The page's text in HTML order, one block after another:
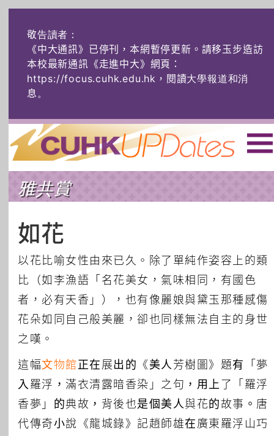
敬告讀者：
《中大通訊》已停刊，本網暫停更新。請移玉步造訪
本校最新通訊《走進中大》網頁：
https://focus.cuhk.edu.hk，閱讀大學報道和消
息。
主頁 | ENG | 简体 |
頭條
社創薈動
藝士匹靈 雅共賞 字裏科技
所有主題
雅共賞
如花
以花比喻女性由來已久。除了單純作姿容上的類
比（如李漁語「名花美女，氣味相同，有國色
者，必有天香」），也有像麗娘與黛玉那種感傷
花朵如同自己般美麗，卻也同樣無法自主的身世
之嘆。
這幅文物館正在展出的《美人芳樹圖》題有「夢
入羅浮，滿衣清露暗香染」之句，用上了「羅浮
香夢」的典故，背後也是個美人與花的故事。唐
代傳奇小說《龍城錄》記趙師雄在廣東羅浮山巧